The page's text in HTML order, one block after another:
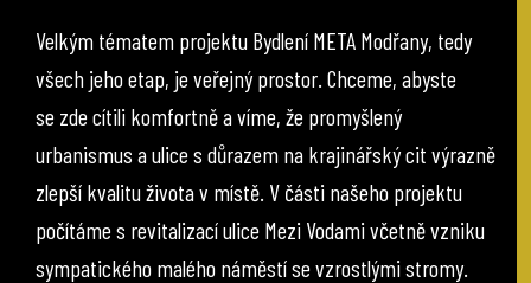
Velkým tématem projektu Bydlení META Modřany, tedy
všech jeho etap, je veřejný prostor. Chceme, abyste
se zde cítili komfortně a víme, že promyšlený
urbanismus a ulice s důrazem na krajinářský cit výrazně
zlepší kvalitu života v místě. V části našeho projektu
počítáme s revitalizací ulice Mezi Vodami včetně vzniku
sympatického malého náměstí se vzrostlými stromy.